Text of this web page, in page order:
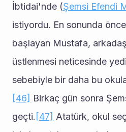
İbtidai'nde (Şemsi Efendi
istiyordu. En sonunda
başlayan Mustafa,
üstlenmesi neticesinde
sebebiyle bir daha bu
[46] Birkaç gün sonra
geçti. [47] Atatürk, okul